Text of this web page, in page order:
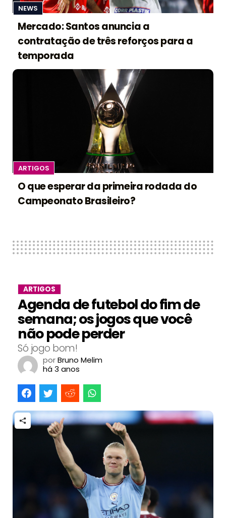
NEWS
Mercado: Santos anuncia a
contratação de três reforços para a
temporada
ARTIGOS
O que esperar da primeira rodada do
Campeonato Brasileiro?
ARTIGOS
Agenda de futebol do fim de
semana; os jogos que você
não pode perder
Só jogo bom!
porBruno Melim
há 3 anos